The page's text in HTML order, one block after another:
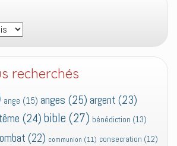
recherchés
ange (15) anges (25) argent (23)
(24) bible (27) bénédiction (13)
(22) communion (11) consecration (12)